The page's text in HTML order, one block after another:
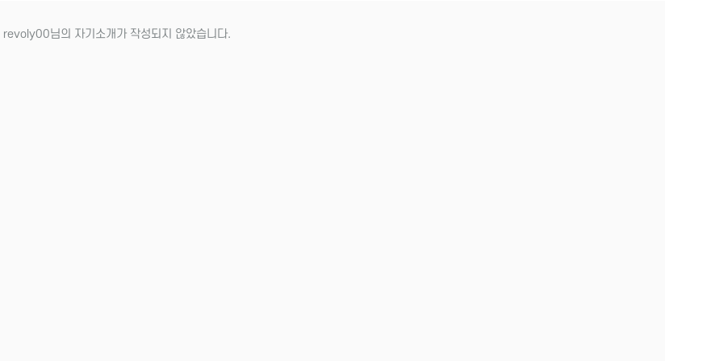
revoly00님의 자기소개가 작성되지 않았습니다.